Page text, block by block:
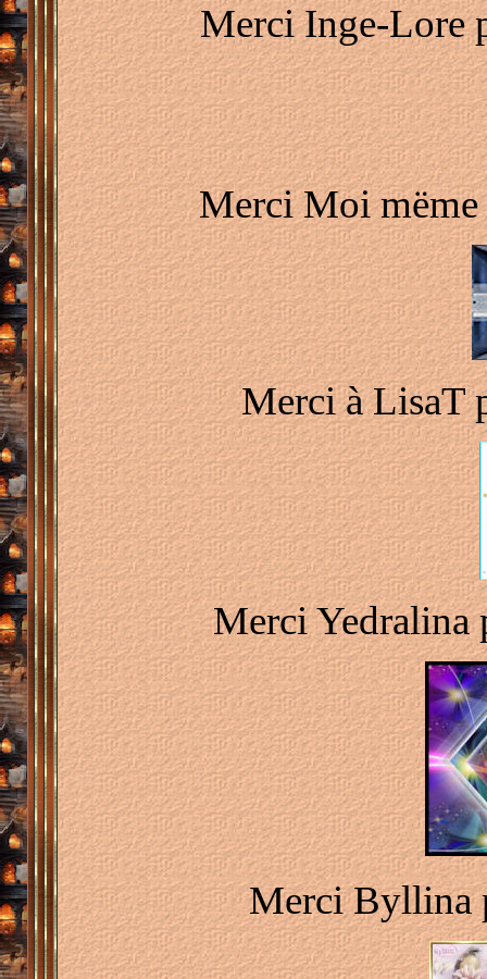
Merci Inge-Lore
Merci Moi mëme
Merci à LisaT
Merci Yedralina
Merci Byllina